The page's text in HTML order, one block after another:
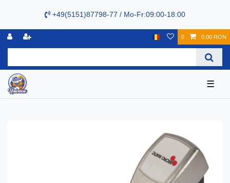
+49(5151)87798-77 / Mo-Fr:09:00-18:00
0 0,00 RON
☰